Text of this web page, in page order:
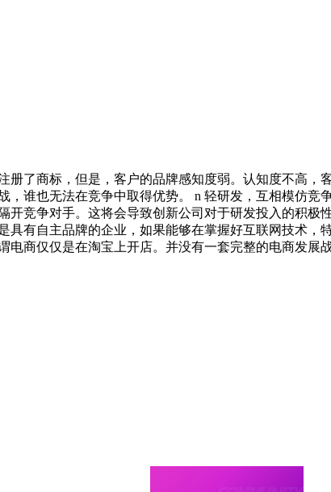
册了商标，但是，客户的品牌感知度弱。认知度不高
，谁也无法在竞争中取得优势。 n 轻研发，互相模仿
开竞争对手。这将会导致创新公司对于研发投入的积
具有自主品牌的企业，如果能够在掌握好互联网技术
商仅仅是在淘宝上开店。并没有一套完整的电商发展